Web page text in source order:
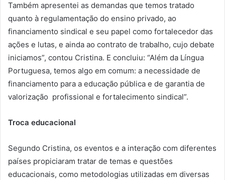
Também apresentei as demandas que temos tratado
quanto à regulamentação do ensino privado, ao
financiamento sindical e seu papel como fortalecedor das
ações e lutas, e ainda ao contrato de trabalho, cujo debate
iniciamos”, contou Cristina. E concluiu: “Além da Língua
Portuguesa, temos algo em comum: a necessidade de
financiamento para a educação pública e de garantia de
valorização profissional e fortalecimento sindical”.
Troca educacional
Segundo Cristina, os eventos e a interação com diferentes
países propiciaram tratar de temas e questões
educacionais, como metodologias utilizadas em diversas